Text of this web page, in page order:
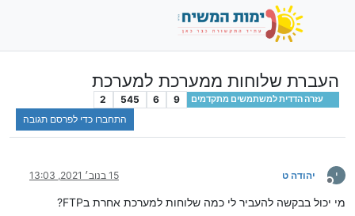
העברת שלוחות ממערכת למערכת
עזרה הדדית למשתמשים מתקדמים 9
6
545
2
התחברו כדי לפרסם תגובה
י
מנותק
יהודה ט 15 בנוב׳ 2021, 13:03
מי יכול בבקשה להעביר לי כמה שלוחות למערכת אחרת בFTP?